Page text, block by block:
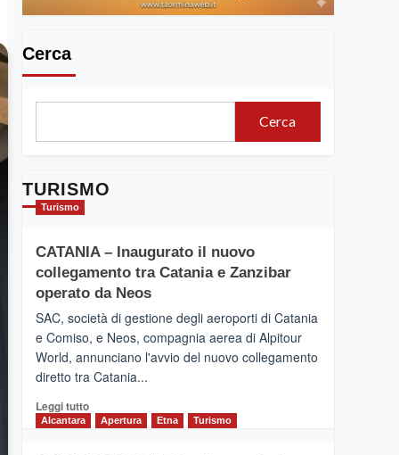
Cerca
Cerca
TURISMO
Turismo
CATANIA – Inaugurato il nuovo
collegamento tra Catania e Zanzibar
operato da Neos
SAC, società di gestione degli aeroporti di Catania
e Comiso, e Neos, compagnia aerea di Alpitour
World, annunciano l'avvio del nuovo collegamento
diretto tra Catania...
Leggi tuttoLeggi
Alcantara Apertura Etna Turismo